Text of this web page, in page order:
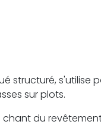
structuré, s'utilise
sur plots.
chant du